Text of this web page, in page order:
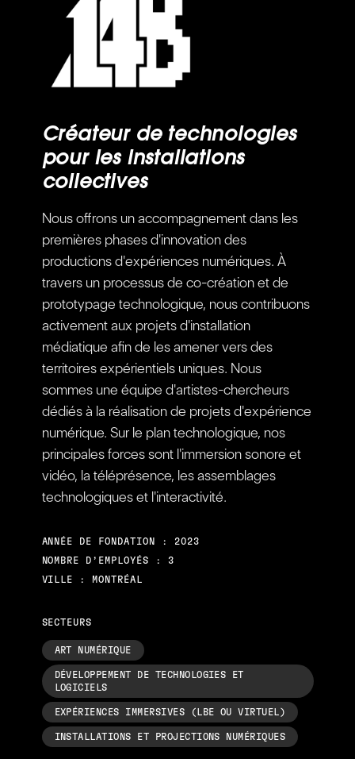
Créateur de technologies
pour les installations
collectives
Nous offrons un accompagnement dans les
premières phases d'innovation des
productions d'expériences numériques. À
travers un processus de co-création et de
prototypage technologique, nous contribuons
activement aux projets d'installation
médiatique afin de les amener vers des
territoires expérientiels uniques. Nous
sommes une équipe d'artistes-chercheurs
dédiés à la réalisation de projets d'expérience
numérique. Sur le plan technologique, nos
principales forces sont l'immersion sonore et
vidéo, la téléprésence, les assemblages
technologiques et l'interactivité.
ANNÉE DE FONDATION : 2023
NOMBRE D’EMPLOYÉS : 3
VILLE : MONTRÉAL
SECTEURS
ART NUMÉRIQUE
DÉVELOPPEMENT DE TECHNOLOGIES ET
LOGICIELS
EXPÉRIENCES IMMERSIVES (LBE OU VIRTUEL)
INSTALLATIONS ET PROJECTIONS NUMÉRIQUES